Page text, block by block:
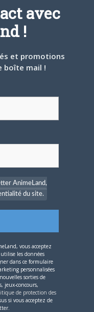
d'AnimeLand était
plus qu'à
et je pourrai
avec
!
et promotions
boîte mail !
AnimeLand,
du site.
vous acceptez
les données
dans ce formulaire
personnalisées
sorties de
jeux-concours,
de protection des
si vous acceptez de